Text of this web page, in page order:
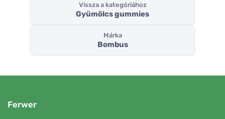
Vissza a kategóriához
Gyümölcs gummies
Márka
Bombus
Ferwer